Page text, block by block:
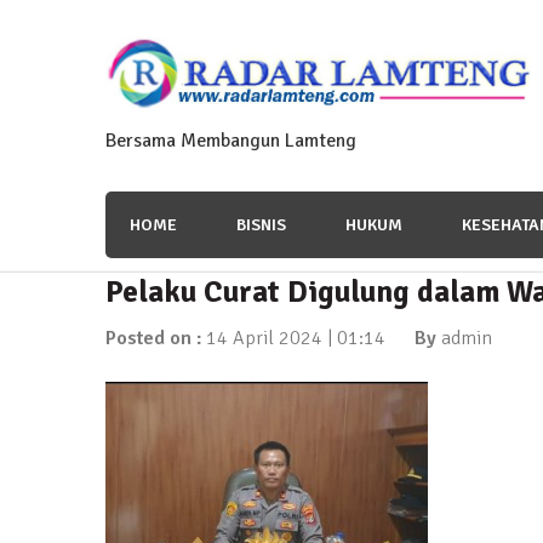
Bersama Membangun Lamteng
HOME BISNIS HUKUM
News Flash
Polres Lamteng Gelar
10 November 2025 | 14:07
Puluhan Warga Dusun III Geruduk Balai
Pelaku Curat Digulung dalam
Posted on : 14 April 2024 | 01:14 By admin